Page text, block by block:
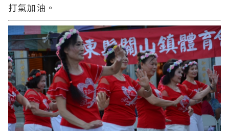
打氣加油。